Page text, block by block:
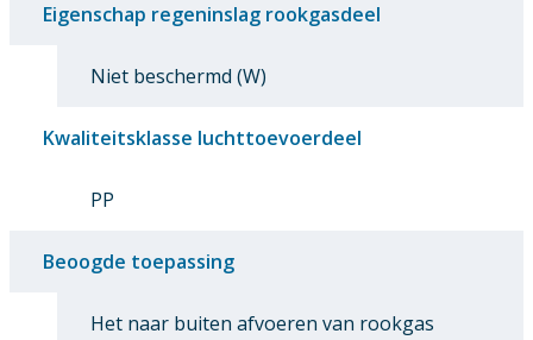
Eigenschap regeninslag rookgasdeel
Niet beschermd (W)
Kwaliteitsklasse luchttoevoerdeel
PP
Beoogde toepassing
Het naar buiten afvoeren van rookgas